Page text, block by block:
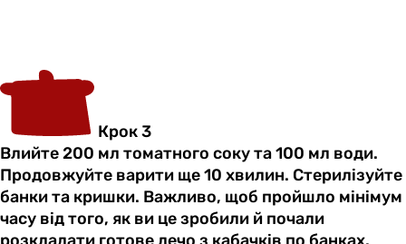
Крок 3
Влийте 200 мл томатного соку та 100 мл води.
Продовжуйте варити ще 10 хвилин. Стерилізуйте
банки та кришки. Важливо, щоб пройшло мінімум
часу від того, як ви це зробили й почали